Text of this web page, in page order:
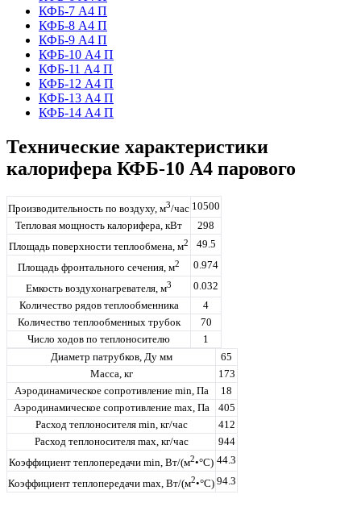
КФБ-7 А4 П
КФБ-8 А4 П
КФБ-9 А4 П
КФБ-10 А4 П
КФБ-11 А4 П
КФБ-12 А4 П
КФБ-13 А4 П
КФБ-14 А4 П
Технические характеристики
калорифера КФБ-10 А4 парового
Производительность по воздуху, м3/час 10500
Тепловая мощность калорифера, кВт
298
Площадь поверхности теплообмена, м2
49.5
Площадь фронтального сечения, м2
0.974
Емкость воздухонагревателя, м3
0.032
Количество рядов теплообменника
4
Количество теплообменных трубок
70
Число ходов по теплоносителю
1
Диаметр патрубков, Ду мм
65
Масса, кг
173
Аэродинамическое сопротивление min, Па
18
Аэродинамическое сопротивление max, Па
405
Расход теплоносителя min, кг/час
412
Расход теплоносителя max, кг/час
944
Коэффициент теплопередачи min, Вт/(м2•°С) 44.3
Коэффициент теплопередачи max, Вт/(м2•°С) 94.3